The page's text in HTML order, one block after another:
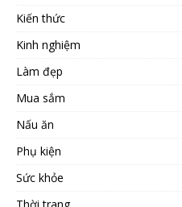
Kiến thức
Kinh nghiệm
Làm đẹp
Mua sắm
Nấu ăn
Phụ kiện
Sức khỏe